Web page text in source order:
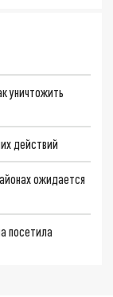
уничтожить
действий
ожидается
посетила